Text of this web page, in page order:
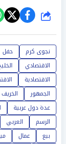
شارك
نجوى كرم حفل
الاقتصادي
الاقتصادية
الجمهور
الخريف
عدة دول عربية
الرسم
العربي
بيع
عمال